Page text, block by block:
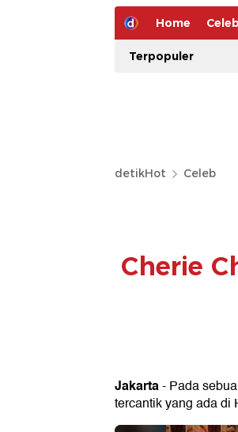
Home
Terpopuler
detikHot Celeb
Cherie
Jakarta- Pada
tercantik yang ada di